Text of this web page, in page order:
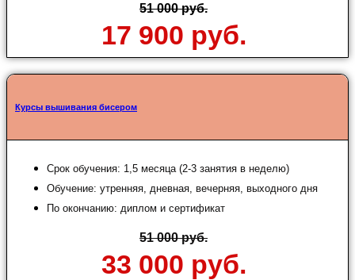
51 000 руб.
17 900 руб.
Курсы вышивания бисером
Срок обучения: 1,5 месяца (2-3 занятия в неделю)
Обучение: утренняя, дневная, вечерняя, выходного дня
По окончанию: диплом и сертификат
51 000 руб.
33 000 руб.